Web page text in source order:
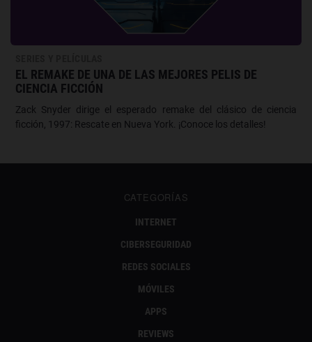
EL REMAKE DE UNA DE LAS MEJORES PELIS DE
CIENCIA FICCIÓN
Zack Snyder dirige el esperado remake del clásico de ciencia
ficción, 1997: Rescate en Nueva York. ¡Conoce los detalles!
CATEGORÍAS
INTERNET
CIBERSEGURIDAD
REDES SOCIALES
MÓVILES
APPS
REVIEWS